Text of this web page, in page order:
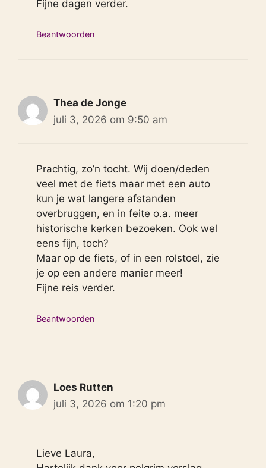
Fijne dagen verder.
Beantwoorden
Thea de Jonge
juli 3, 2026 om 9:50 am
Prachtig, zo’n tocht. Wij doen/deden
veel met de fiets maar met een auto
kun je wat langere afstanden
overbruggen, en in feite o.a. meer
historische kerken bezoeken. Ook wel
eens fijn, toch?
Maar op de fiets, of in een rolstoel, zie
je op een andere manier meer!
Fijne reis verder.
Beantwoorden
Loes Rutten
juli 3, 2026 om 1:20 pm
Lieve Laura,